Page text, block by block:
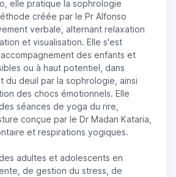
elle pratique la sophrologie
créée par le Pr Alfonso
verbale, alternant relaxation
et visualisation. Elle s'est
des enfants et
ou à haut potentiel, dans
du deuil par la sophrologie, ainsi
des chocs émotionnels. Elle
séances de yoga du rire,
conçue par le Dr Madan Kataria,
et respirations yogiques.
adultes et adolescents en
de gestion du stress, de